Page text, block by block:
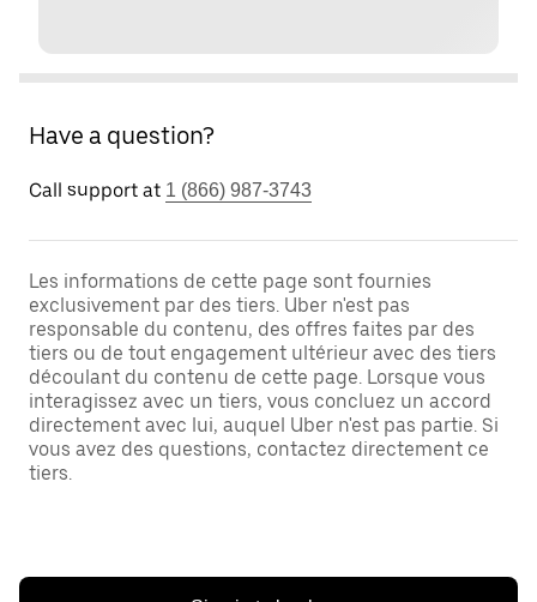
Have a question?
Call support at 1 (866) 987-3743
Les informations de cette page sont fournies
exclusivement par des tiers. Uber n'est pas
responsable du contenu, des offres faites par des
tiers ou de tout engagement ultérieur avec des tiers
découlant du contenu de cette page. Lorsque vous
interagissez avec un tiers, vous concluez un accord
directement avec lui, auquel Uber n'est pas partie. Si
vous avez des questions, contactez directement ce
tiers.